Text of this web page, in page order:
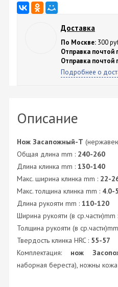
Доставка
По Москве: 300
Отправка почтой
Отправка почтой
Подробнее о
Описание
Нож Засапожный-Т
Общая длина mm : 240-260
Длина клинка mm : 130-140
Макс. ширина клинка mm : 22-
Макс. толщина клинка mm : 4.0-
Длина рукояти mm : 110-120
Ширина рукояти (в ср.части)mm :
Толщина рукояти (в
Твердость клинка HRC : 55-57
Комплектация: нож
наборная береста), ножны кожа